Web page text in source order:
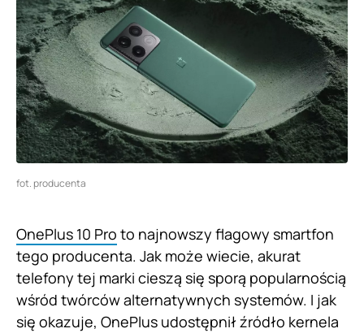
fot. producenta
OnePlus 10 Pro to najnowszy flagowy smartfon
tego producenta. Jak może wiecie, akurat
telefony tej marki cieszą się sporą popularnością
wśród twórców alternatywnych systemów. I jak
się okazuje, OnePlus udostępnił źródło kernela